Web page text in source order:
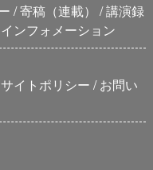
寄稿（連載）
講演録
インフォメーション
サイトポリシー
お問い